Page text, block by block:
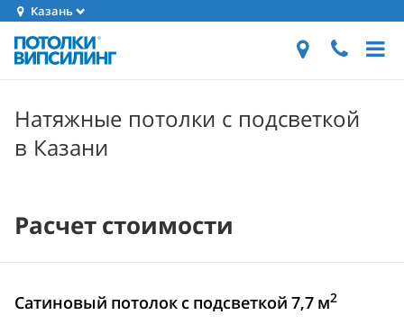
Казань
Натяжные потолки с подсветкой
в Казани
Расчет стоимости
Сатиновый потолок с подсветкой 7,7 м2